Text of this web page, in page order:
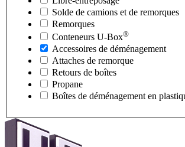
Solde de camions et de remorques
Remorques
Conteneurs U-Box®
Accessoires de déménagement
Attaches de remorque
Retours de boîtes
Propane
Boîtes de déménagement en